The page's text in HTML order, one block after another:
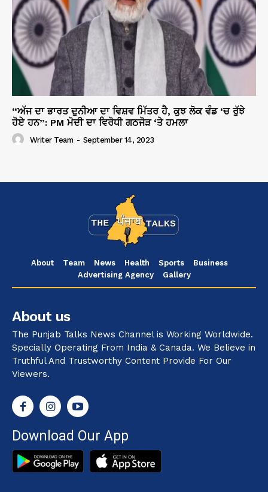
“ਅੱਜ ਦਾ ਭਾਰਤ ਦੁਨੀਆ ਦਾ ਵਿਸ਼ਵ ਮਿੱਤਰ ਹੈ, ਕੁਝ ਲੋਕ ਵੰਡ ‘ਚ ਰੁੱਝੇ
ਹੋਏ ਹਨ”: PM ਮੋਦੀ ਦਾ ਵਿਰੋਧੀ ਗਠਜੋੜ ‘ਤੇ ਹਮਲਾ
Writer Team - September 14, 2023
About Team News Health Sports
Business
Advertising Agency
Gallery
About us
The Punjab Talks News Channel is Working Worldwide.
Specially Operating From India & Canada. We Believe in
Truthful And Trustworthy Content Provide For Our
Viewers.
Download Our App